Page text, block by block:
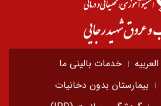
العربیه
خدمات بالینی ما
بیمارستان بدون دخانیات